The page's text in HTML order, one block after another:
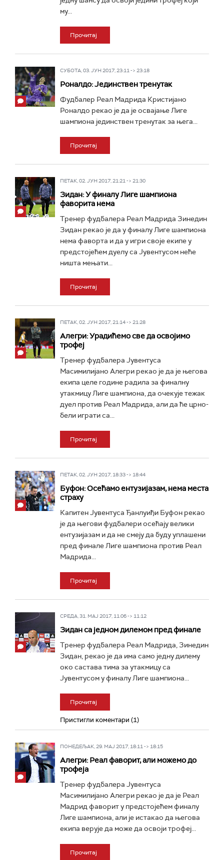
му...
Прочитај
СУБОТА, 03. ЈУН 2017, 23:11 -> 23:18
Роналдо: Јединствен тренутак
Фудбалер Реал Мадрида Кристијано
Роналдо рекао је да је освајање Лиге
шампиона јединствен тренутак за њега...
Прочитај
ПЕТАК, 02. ЈУН 2017, 21:21 -> 21:30
Зидан: У финалу Лиге шампиона
фаворита нема
Тренер фудбалера Реал Мадрида Зинедин
Зидан рекао је да у финалу Лиге шампиона
нема фаворта и да у игри своје екипе у
предстојећем дуелу са Јувентусом неће
ништа мењати...
Прочитај
ПЕТАК, 02. ЈУН 2017, 21:14 -> 21:28
Алегри: Урадићемо све да освојимо
трофеј
Тренер фудбалера Јувентуса
Масимилијано Алегри рекао је да је његова
екипа целе године радила за финалну
утакмицу Лиге шампиона, да очекује тежак
дуел против Реал Мадрида, али да ће црно-
бели играти са...
Прочитај
ПЕТАК, 02. ЈУН 2017, 18:33 -> 18:44
Буфон: Осећамо ентузијазам, нема места
страху
Капитен Јувентуса Ђанлуиђи Буфон рекао
је да његови фудбалери осећају велики
ентузијазам и да не смеју да буду уплашени
пред финале Лиге шампиона против Реал
Мадрида...
Прочитај
СРЕДА, 31. МАЈ 2017, 11:06 -> 11:12
Зидан са једном дилемом пред финале
Тренер фудбалера Реал Мадрида, Зинедин
Зидан, рекао је да има само једну дилему
око састава тима за утакмицу са
Јувентусом у финалу Лиге шампиона...
Прочитај
Пристигли коментари (1)
ПОНЕДЕЉАК, 29. МАЈ 2017, 18:11 -> 18:15
Алегри: Реал фаворит, али можемо до
трофеја
Тренер фудбалера Јувентуса
Масимилијано Алегри рекао је да је Реал
Мадрид фаворит у предстојећем финалу
Лиге шампиона, али је истакао да његова
екипа верује да може да освоји трофеј...
Прочитај